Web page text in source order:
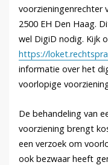
voorzieningenrechter
2500 EH Den Haag.
wel DigiD nodig. Kijk
https://
informatie over het
voorlopige
De behandeling van
voorziening brengt
een verzoek om
ook bezwaar heeft